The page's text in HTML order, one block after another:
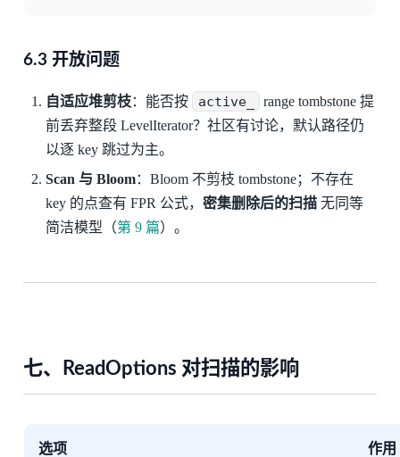
6.3 开放问题
自适应堆剪枝：能否按 active_
range tombstone 提
前丢弃整段 LevelIterator？社区有讨论，默认路径仍
以逐 key 跳过为主。
Scan 与 Bloom：Bloom 不剪枝 tombstone；不存在
key 的点查有 FPR 公式，密集删除后的扫描 无同等
简洁模型（第 9 篇）。
七、ReadOptions 对扫描的影响
选项 作用